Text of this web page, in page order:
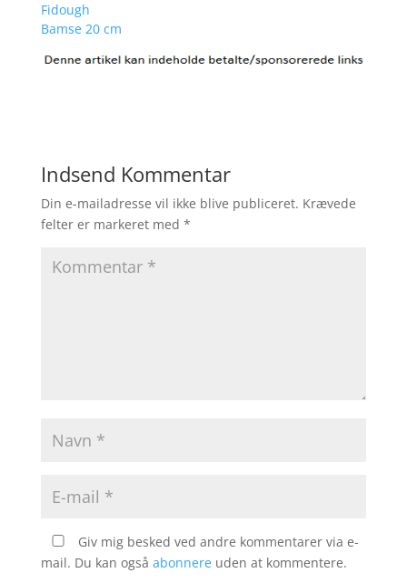
Fidough
Bamse 20 cm
Indsend Kommentar
Din e-mailadresse vil ikke blive publiceret. Krævede
felter er markeret med *
Giv mig besked ved andre kommentarer via e-
mail. Du kan også abonnereuden at kommentere.